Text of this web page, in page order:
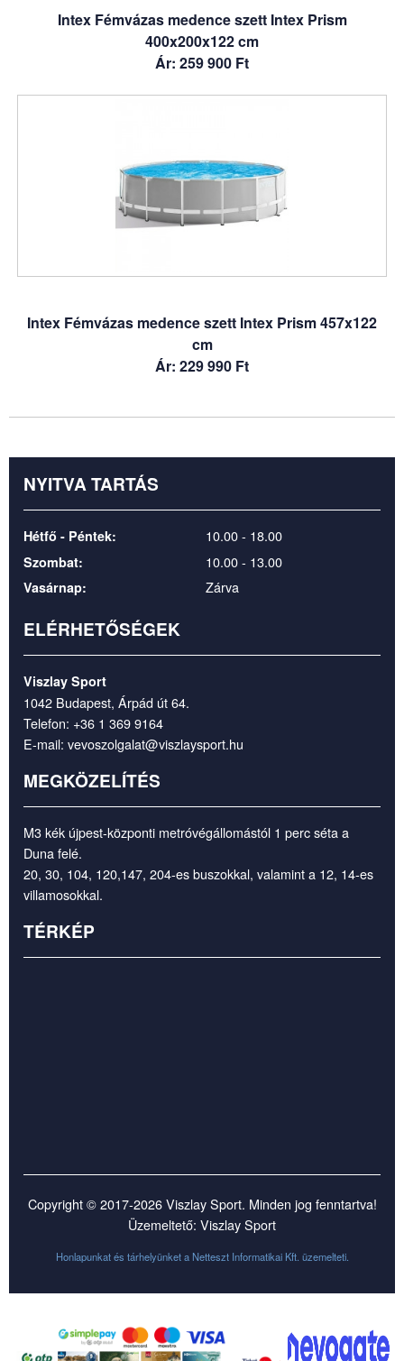
Intex Fémvázas medence szett Intex Prism
400x200x122 cm
Ár: 259 900 Ft
Intex Fémvázas medence szett Intex Prism 457x122
cm
Ár: 229 990 Ft
NYITVA TARTÁS
Hétfő - Péntek: 10.00 - 18.00
Szombat: 10.00 - 13.00
Vasárnap: Zárva
ELÉRHETŐSÉGEK
Viszlay Sport
1042 Budapest, Árpád út 64.
Telefon: +36 1 369 9164
E-mail: vevoszolgalat@viszlaysport.hu
MEGKÖZELÍTÉS
M3 kék újpest-központi metróvégállomástól 1 perc séta a
Duna felé.
20, 30, 104, 120,147, 204-es buszokkal, valamint a 12, 14-es
villamosokkal.
TÉRKÉP
Copyright © 2017-2026 Viszlay Sport. Minden jog fenntartva!
Üzemeltető: Viszlay Sport
Honlapunkat és tárhelyünket a Netteszt Informatikai Kft. üzemelteti.